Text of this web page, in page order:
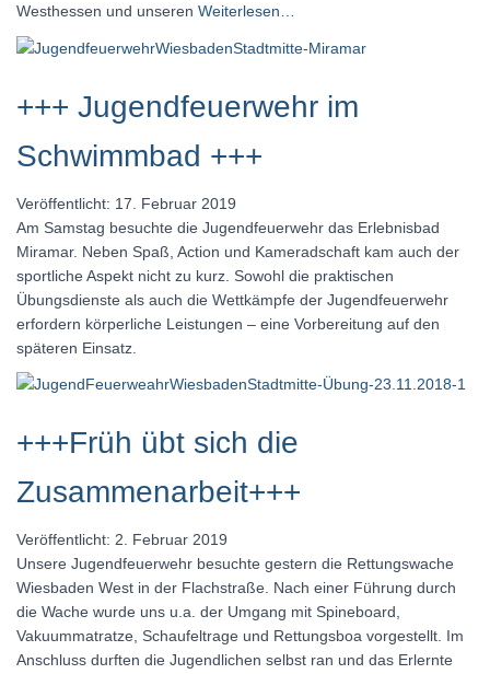
Westhessen und unseren Weiterlesen…
+++ Jugendfeuerwehr im
Schwimmbad +++
Veröffentlicht: 17. Februar 2019
Am Samstag besuchte die Jugendfeuerwehr das Erlebnisbad
Miramar. Neben Spaß, Action und Kameradschaft kam auch der
sportliche Aspekt nicht zu kurz. Sowohl die praktischen
Übungsdienste als auch die Wettkämpfe der Jugendfeuerwehr
erfordern körperliche Leistungen – eine Vorbereitung auf den
späteren Einsatz.
+++Früh übt sich die
Zusammenarbeit+++
Veröffentlicht: 2. Februar 2019
Unsere Jugendfeuerwehr besuchte gestern die Rettungswache
Wiesbaden West in der Flachstraße. Nach einer Führung durch
die Wache wurde uns u.a. der Umgang mit Spineboard,
Vakuummatratze, Schaufeltrage und Rettungsboa vorgestellt. Im
Anschluss durften die Jugendlichen selbst ran und das Erlernte